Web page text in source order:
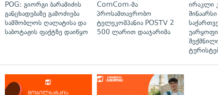
POG: გიორგი ბარამიძის
განცხადებაზე გამოძიება
სამშობლოს ღალატისა და
საბოტაჟის ფაქტზე დაიწყო
ComCom-მა
პროსამთავრობო
ტელეკომპანია POSTV 2
500 ლარით დააჯარიმა
ირაკლი